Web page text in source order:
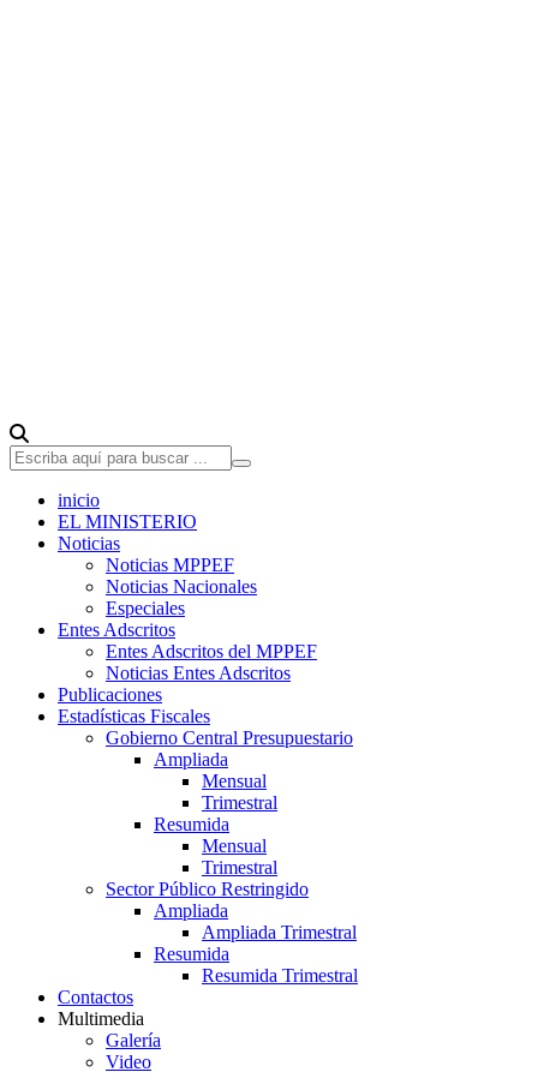
inicio
EL MINISTERIO
Noticias
Noticias MPPEF
Noticias Nacionales
Especiales
Entes Adscritos
Entes Adscritos del MPPEF
Noticias Entes Adscritos
Publicaciones
Estadísticas Fiscales
Gobierno Central Presupuestario
Ampliada
Mensual
Trimestral
Resumida
Mensual
Trimestral
Sector Público Restringido
Ampliada
Ampliada Trimestral
Resumida
Resumida Trimestral
Contactos
Multimedia
Galería
Video